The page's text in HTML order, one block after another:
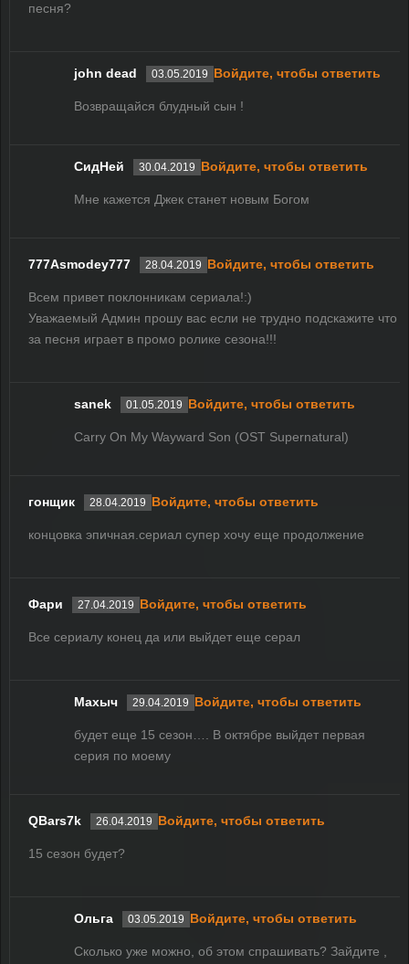
песня?
john dead 03.05.2019 Войдите, чтобы ответить
Возвращайся блудный сын !
СидНей 30.04.2019 Войдите, чтобы ответить
Мне кажется Джек станет новым Богом
777Asmodey777 28.04.2019 Войдите, чтобы ответить
Всем привет поклонникам сериала!:)
Уважаемый Админ прошу вас если не трудно подскажите что
за песня играет в промо ролике сезона!!!
sanek 01.05.2019 Войдите, чтобы ответить
Carry On My Wayward Son (OST Supernatural)
гонщик 28.04.2019 Войдите, чтобы ответить
концовка эпичная.сериал супер хочу еще продолжение
Фари 27.04.2019 Войдите, чтобы ответить
Все сериалу конец да или выйдет еще серал
Махыч 29.04.2019 Войдите, чтобы ответить
будет еще 15 сезон…. В октябре выйдет первая
серия по моему
QBars7k 26.04.2019 Войдите, чтобы ответить
15 сезон будет?
Ольга 03.05.2019 Войдите, чтобы ответить
Сколько уже можно, об этом спрашивать? Зайдите ,